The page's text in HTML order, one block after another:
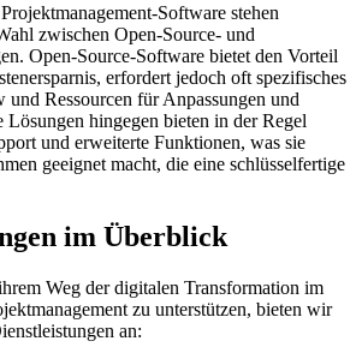
Software stehen
zwischen Open-Source- und
Open-Source-Software bietet den Vorteil
erfordert jedoch oft spezifisches
Ressourcen für Anpassungen und
hingegen bieten in der Regel
und erweiterte Funktionen, was sie
geeignet macht, die eine schlüsselfertige
im Überblick
Weg der digitalen Transformation im
zu unterstützen, bieten wir
an: